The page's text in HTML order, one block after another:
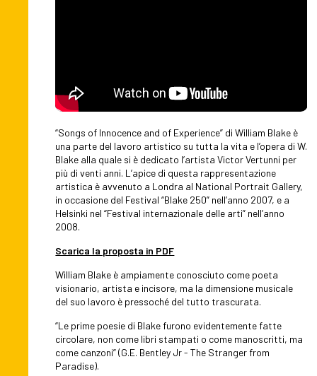
“Songs of Innocence and of Experience” di William Blake è
una parte del lavoro artistico su tutta la vita e l’opera di W.
Blake alla quale si è dedicato l’artista Victor Vertunni per
più di venti anni. L’apice di questa rappresentazione
artistica è avvenuto a Londra al National Portrait Gallery,
in occasione del Festival “Blake 250” nell’anno 2007, e a
Helsinki nel “Festival internazionale delle arti” nell’anno
2008.
Scarica la proposta in PDF
William Blake è ampiamente conosciuto come poeta
visionario, artista e incisore, ma la dimensione musicale
del suo lavoro è pressoché del tutto trascurata.
“Le prime poesie di Blake furono evidentemente fatte
circolare, non come libri stampati o come manoscritti, ma
come canzoni” (G.E. Bentley Jr - The Stranger from
Paradise).